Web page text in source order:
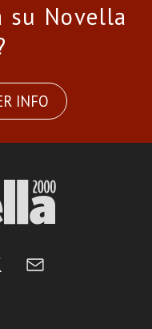
su Novella
INFO